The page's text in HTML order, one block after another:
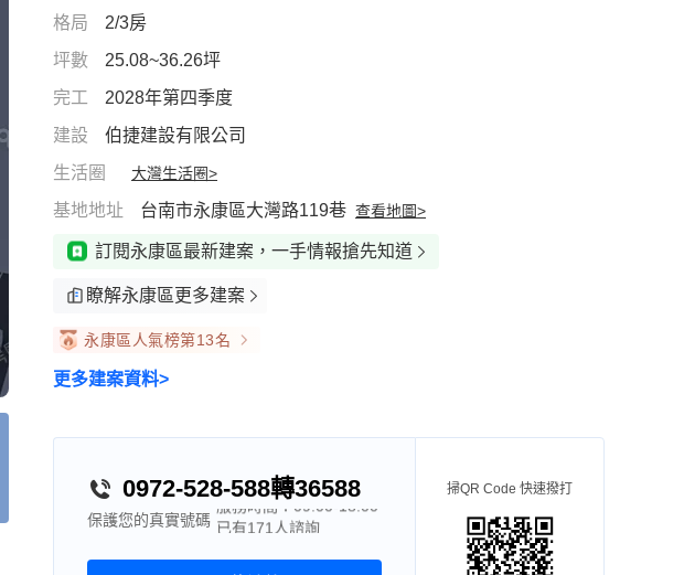
格局
2/3房
坪數
25.08~36.26坪
完工
2028年第四季度
建設
伯捷建設有限公司
生活圈
大灣生活圈>
基地地址 台南市永康區大灣路119巷 查看地圖>
訂閱永康區最新建案，一手情報搶先知道
瞭解永康區更多建案
永康區人氣榜第13名
更多建案資料>
0972-528-588轉36588
保護您的真實號碼
服務時間：09:00-18:00
已有171人諮詢
掃QR Code 快速撥打